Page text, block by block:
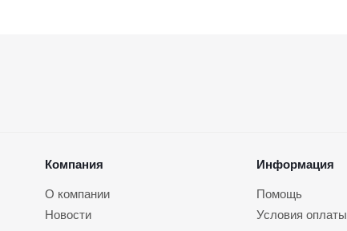
Компания
О компании
Новости
Информация
Помощь
Условия оплаты